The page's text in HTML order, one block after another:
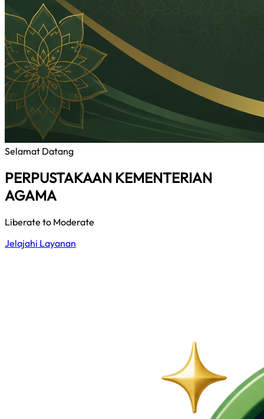
Selamat Datang
PERPUSTAKAAN KEMENTERIAN
AGAMA
Liberate to Moderate
Jelajahi Layanan